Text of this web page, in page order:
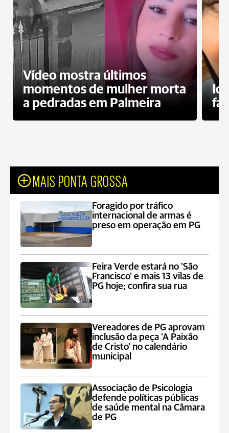
Vídeo mostra últimos
momentos de mulher morta
a pedradas em Palmeira
MAIS PONTA GROSSA
Foragido por tráfico
internacional de armas é
preso em operação em PG
Feira Verde estará no 'São
Francisco' e mais 13 vilas de
PG hoje; confira sua rua
Vereadores de PG aprovam
inclusão da peça 'A Paixão
de Cristo' no calendário
municipal
Associação de Psicologia
defende políticas públicas
de saúde mental na Câmara
de PG